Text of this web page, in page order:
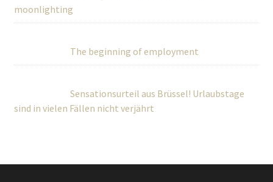
moonlighting
The beginning of employment
Sensationsurteil aus Brüssel! Urlaubstage
sind in vielen Fällen nicht verjährt